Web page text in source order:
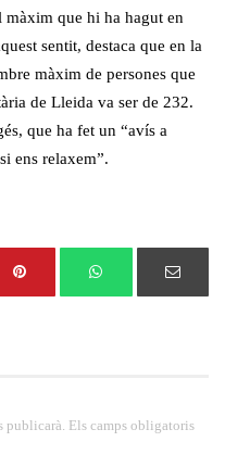
màxim que hi ha hagut en
sentit, destaca que en la
màxim de persones que
de Lleida va ser de 232.
que ha fet un “avís a
ens relaxem”.
publicarà. Els camps obligatoris